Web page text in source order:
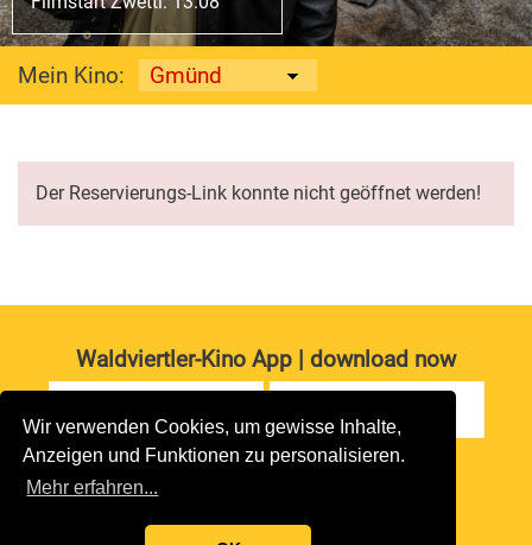
Wir verwenden Cookies, um gewisse Inhalte,
Anzeigen und Funktionen zu personalisieren.
Mehr erfahren...
Mein Kino:
Der Reservierungs-Link konnte nicht geöffnet werden!
Waldviertler-Kino App | download now
copyright 2026 waldviertler-kinos